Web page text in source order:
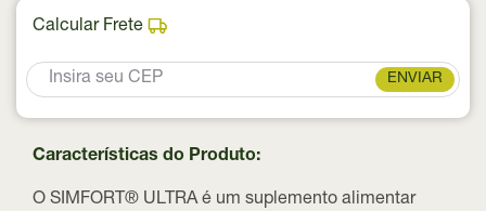
Calcular Frete
ENVIAR
Características do Produto:
O SIMFORT® ULTRA é um suplemento alimentar